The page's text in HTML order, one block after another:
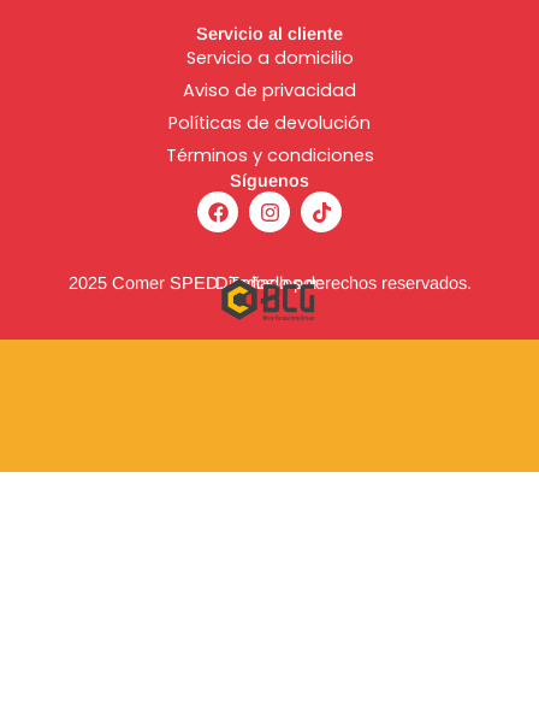
Servicio al cliente
Servicio a domicilio
Aviso de privacidad
Políticas de devolución
Términos y condiciones
Síguenos
F
a
c
b
o
o
k
I
n
s
a
g
r
a
T
i
k
o
2025 Comer SPED. Todos los derechos reservados.
Diseñado por: